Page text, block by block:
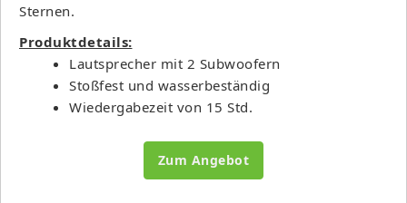
Sternen.
Produktdetails:
Lautsprecher mit 2 Subwoofern
Stoßfest und wasserbeständig
Wiedergabezeit von 15 Std.
Zum Angebot